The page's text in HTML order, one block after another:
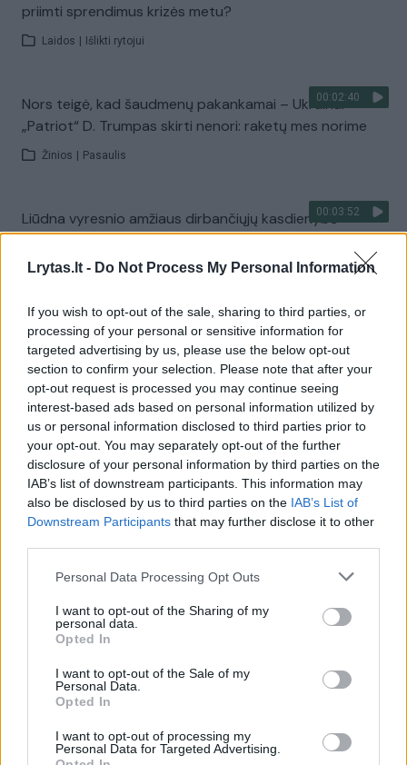
Lrytas.lt - Do Not Process My Personal Information
If you wish to opt-out of the sale, sharing to third parties, or
processing of your personal or sensitive information for
targeted advertising by us, please use the below opt-out
section to confirm your selection. Please note that after your
opt-out request is processed you may continue seeing
interest-based ads based on personal information utilized by
us or personal information disclosed to third parties prior to
your opt-out. You may separately opt-out of the further
disclosure of your personal information by third parties on the
IAB’s list of downstream participants. This information may
also be disclosed by us to third parties on the IAB’s List of
Downstream Participants that may further disclose it to other
Personal Data Processing Opt Outs
I want to opt-out of the Sharing of my
personal data.
Opted In
I want to opt-out of the Sale of my
Personal Data.
Opted In
I want to opt-out of processing my
Personal Data for Targeted Advertising.
priimti sprendimus krizės metu?
Laidos Išlikti rytojui
00:02:40
Nors teigė, kad šaudmenų pakankamai – Ukrainai
„Patriot“ D. Trumpas skirti nenori: raketų mes norime
Žinios Pasaulis
00:03:52
Liūdna vyresnio amžiaus dirbančiųjų kasdienybė –
priekabiavimas, patyčios ir užgaulūs įvardžiai
Žinios | Lietuvos diena
00:00:29
Tailandą sukrėtė protu nesuvokiamas išpuolis:
paauglys nušovė senelius, 3 mokytojus ir 3 moksleivius
Žinios | Pasaulis
Visi įrašai
Žiūrimiausi įrašai
vaiko gyvybių išgelbėti nepavyko
Žinios
Savaitės vidurys nusimato karštas: temperatūra kils iki
32 laipsnių šilumos
Žinios | Orai